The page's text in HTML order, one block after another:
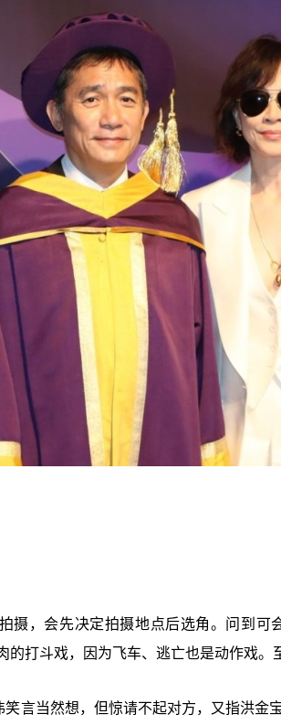
摄，会先决定拍摄地点后选角。问到可
的打斗戏，因为飞车、逃亡也是动作戏。
言当然想，但惊请不起对方，又指洪金